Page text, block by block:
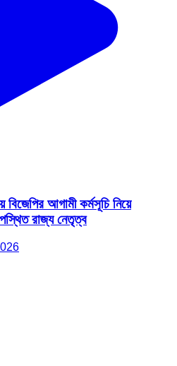
বিজেপির আগামী কর্মসূচি নিয়ে
রাজ্য নেতৃত্ব